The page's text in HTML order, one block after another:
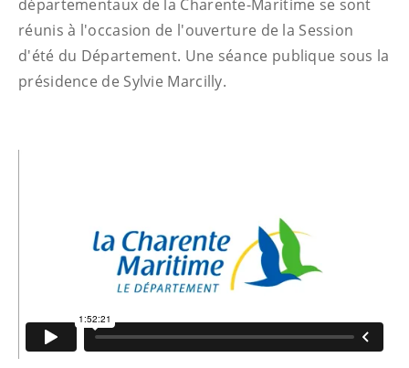
départementaux de la Charente-Maritime se sont
réunis à l'occasion de l'ouverture de la Session
d'été du Département. Une séance publique sous la
présidence de Sylvie Marcilly.